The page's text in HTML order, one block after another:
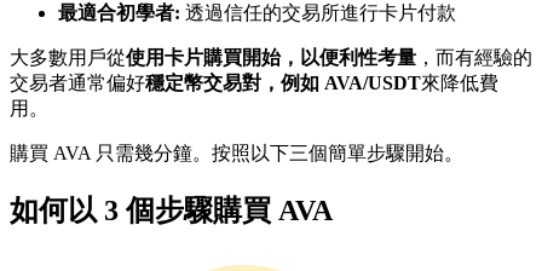
成為跟單交易員
坐享盈利分成和跟單分傭
最適合初學者: 透過信任的交易所進行卡片付款
大多數用戶從使用卡片購買開始，以便利性考量 ，而有經驗的
交易者通常偏好穩定幣交易對，例如 AVA/USDT來降低費
用。
購買 AVA 只需幾分鐘。按照以下三個簡單步驟開始。
如何以 3 個步驟購買 AVA